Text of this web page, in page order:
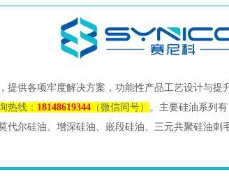
提供各项牢度解决方案，功能性产品工艺设计与提
热线： 18148619344（微信同号） 。 主要硅油系列
代尔硅油、增深硅油、嵌段硅油、三元共聚硅油